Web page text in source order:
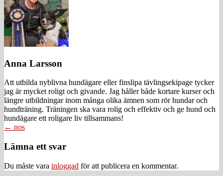
Anna Larsson
Att utbilda nyblivna hundägare eller finslipa tävlingsekipage tycker
jag är mycket roligt och givande. Jag håller både kortare kurser och
längre utbildningar inom många olika ämnen som rör hundar och
hundträning. Träningen ska vara rolig och effektiv och ge hund och
hundägare ett roligare liv tillsammans!
Posts
navigation
← nos
Läsarkommentarer
Lämna ett svar
Du måste vara inloggad för att publicera en kommentar.